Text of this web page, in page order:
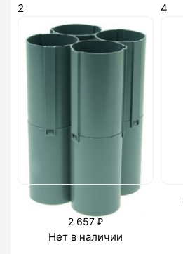
2
0V2552 CUP CONTAINER
2 657 ₽
Нет в наличии
4